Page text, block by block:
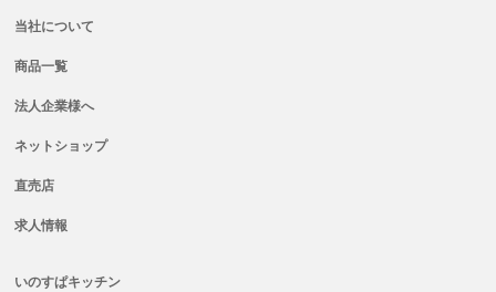
当社について
商品一覧
法人企業様へ
ネットショップ
直売店
求人情報
いのすぱキッチン